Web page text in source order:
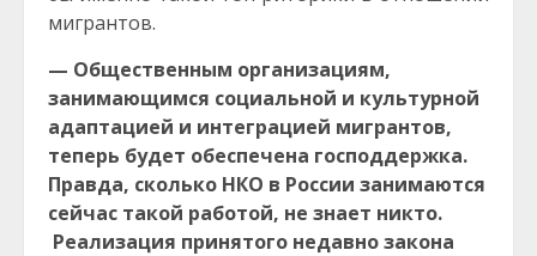
мигрантов.
— Общественным организациям,
занимающимся социальной и культурной
адаптацией и интеграцией мигрантов,
теперь будет обеспечена господдержка.
Правда, сколько НКО в России занимаются
сейчас такой работой, не знает никто.
Реализация принятого недавно закона